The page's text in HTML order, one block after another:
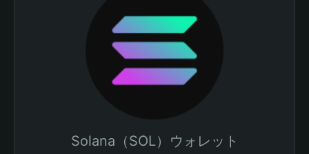
Solana（SOL）ウォレット